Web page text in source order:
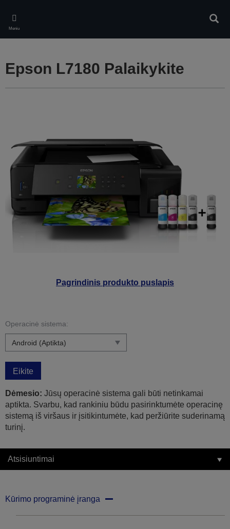
main
content
Meniu
Pagrindinis produkto puslapis
Epson L7180 Palaikykite
Operacinė sistema:
Eikite
Dėmesio: Jūsų operacinė sistema gali būti netinkamai
aptikta. Svarbu, kad rankiniu būdu pasirinktumėte operacinę
sistemą iš viršaus ir įsitikintumėte, kad peržiūrite suderinamą
turinį.
Atsisiuntimai
Kūrimo programinė įranga